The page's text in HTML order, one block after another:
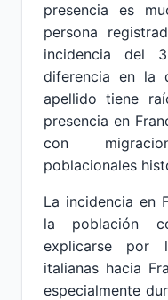
presencia es
persona
incidencia del
diferencia en la
apellido tiene
presencia en
con
poblacionales
La incidencia en
la población
explicarse por
italianas hacia
especialmente